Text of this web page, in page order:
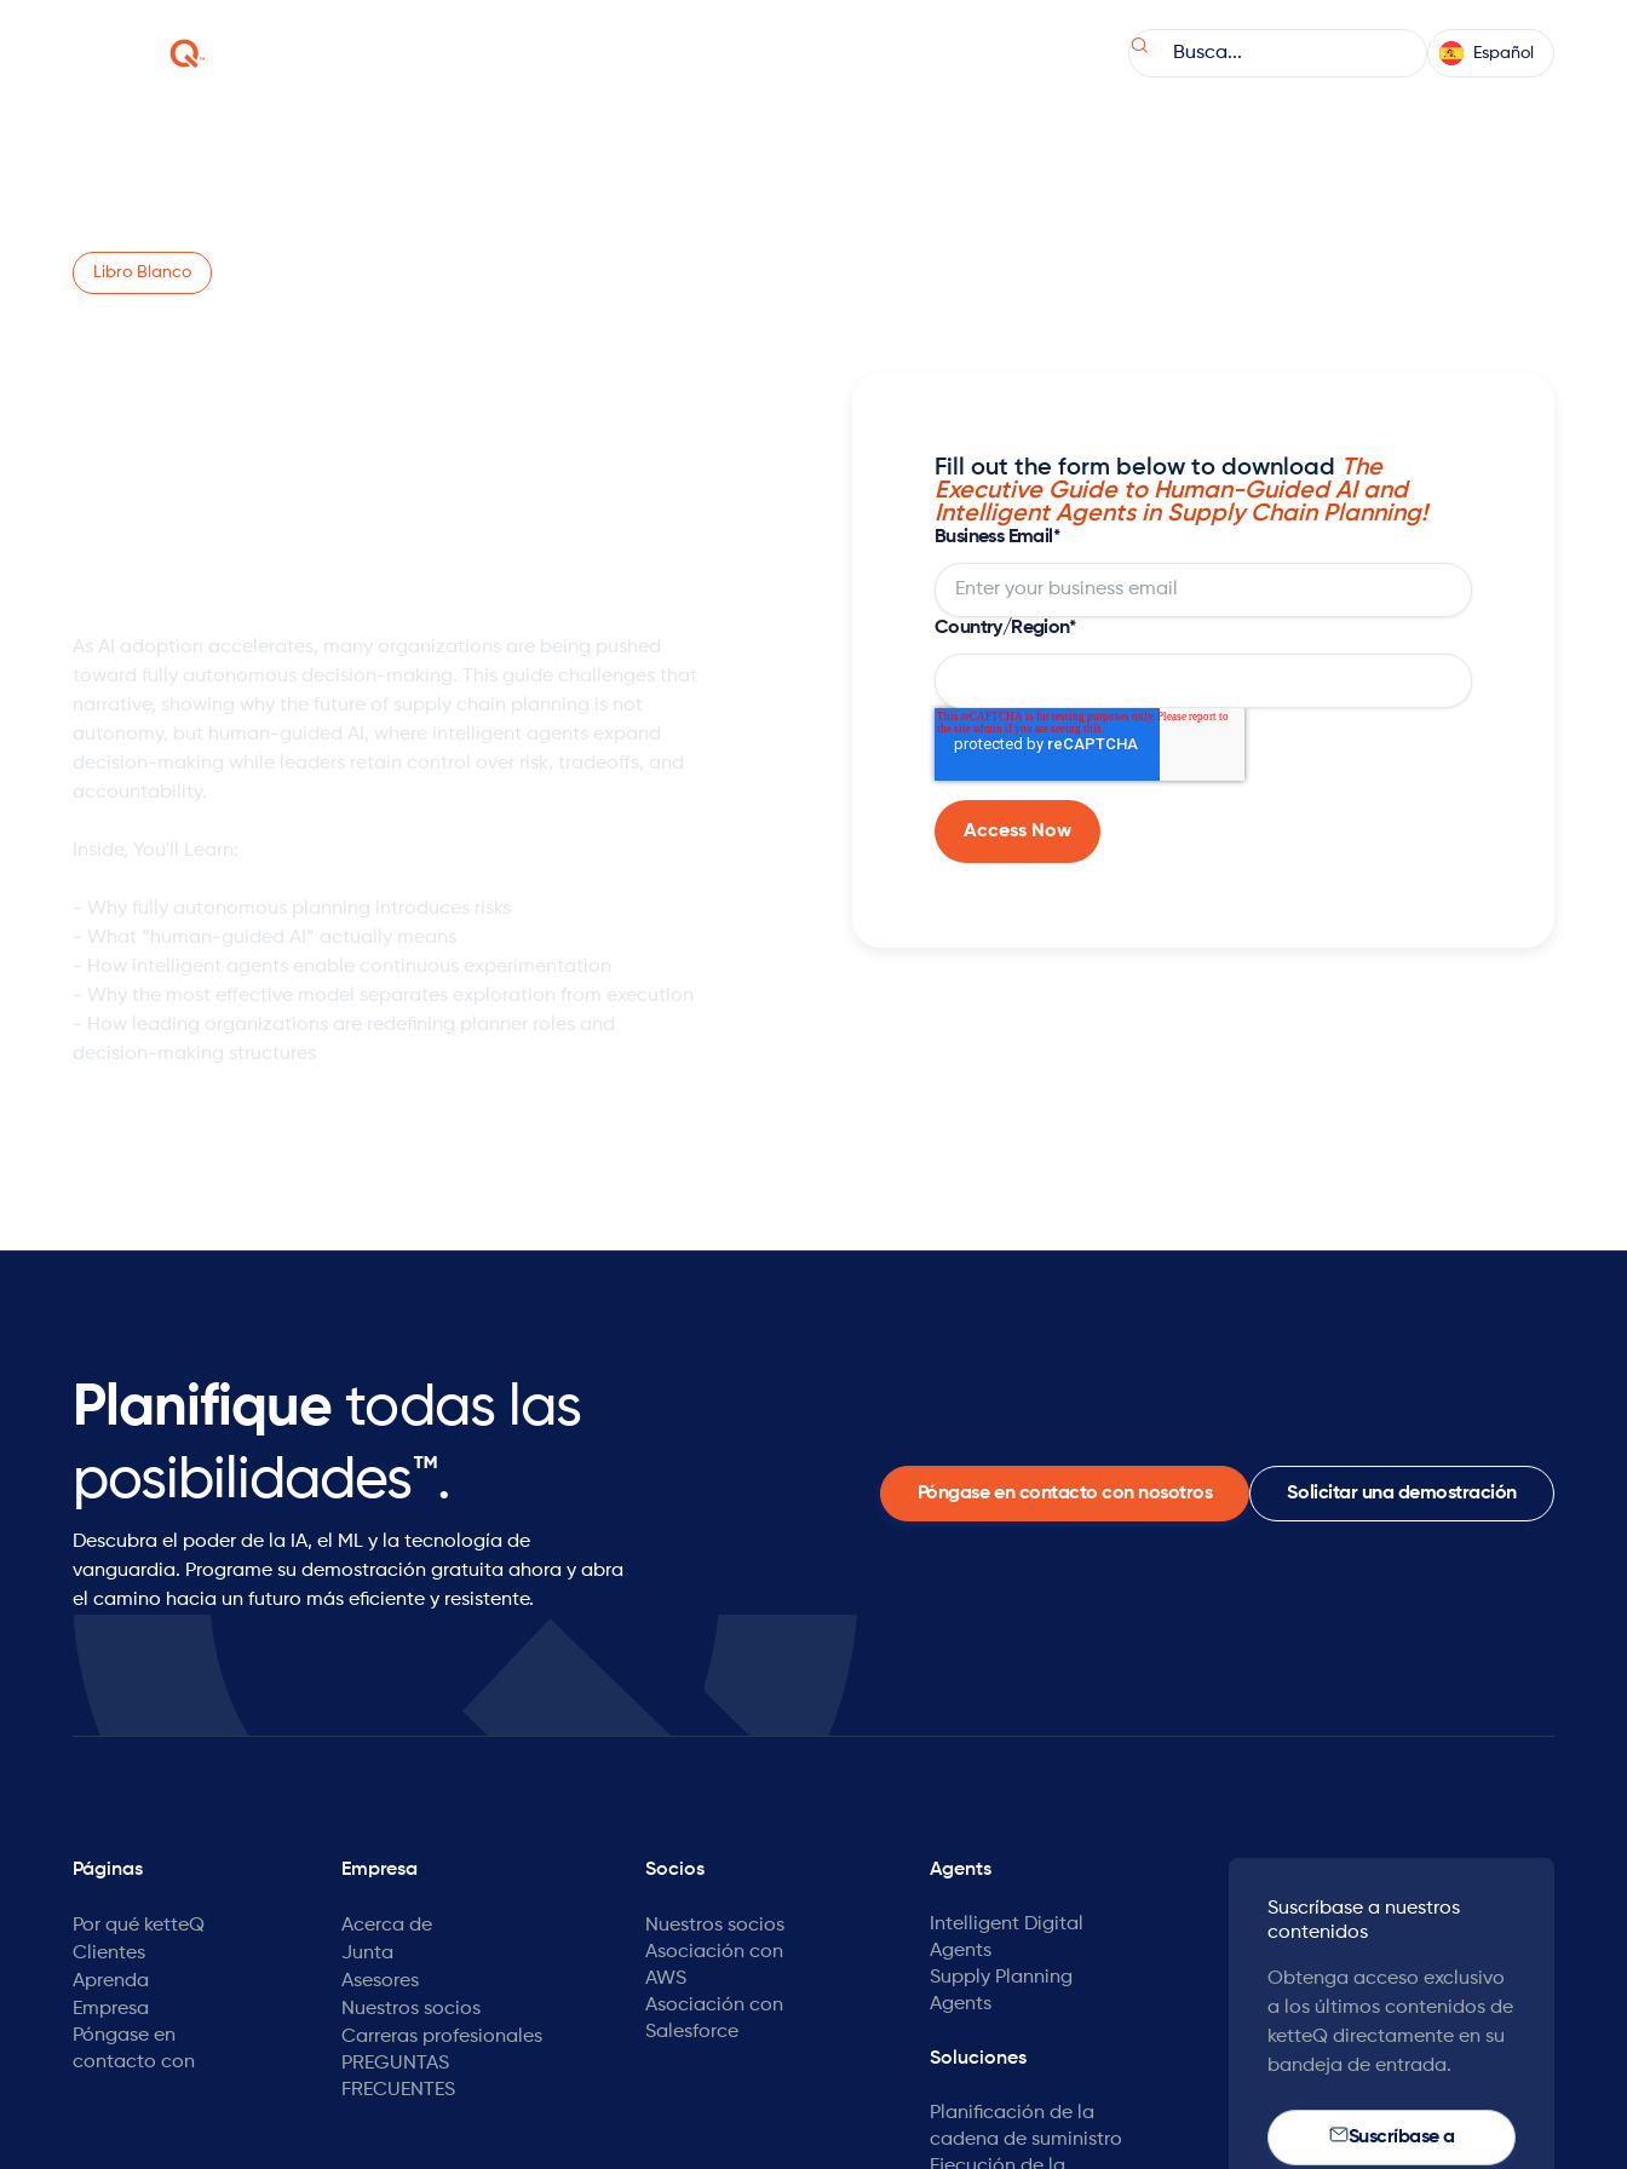
 Español
Libro Blanco
As AI adoption accelerates, many organizations are being pushed
toward fully autonomous decision-making. This guide challenges that
narrative, showing why the future of supply chain planning is not
autonomy, but human-guided AI, where intelligent agents expand
decision-making while leaders retain control over risk, tradeoffs, and
accountability.
Inside, You'll Learn:
- Why fully autonomous planning introduces risks
- What “human-guided AI” actually means
- How intelligent agents enable continuous experimentation
- Why the most effective model separates exploration from execution
- How leading organizations are redefining planner roles and
decision-making structures
Fill out the form below to download The
Executive Guide to Human-Guided AI and
Intelligent Agents in Supply Chain Planning!
Business Email *
Country/Region*
Planifique todas las
posibilidades™.
Descubra el poder de la IA, el ML y la tecnología de
vanguardia. Programe su demostración gratuita ahora y abra
el camino hacia un futuro más eficiente y resistente.
Póngase en contacto con nosotros Solicitar una demostración
Páginas
Por qué ketteQ
Clientes
Aprenda
Empresa
Póngase en
contacto con
Empresa
Acerca de
Junta
Asesores
Nuestros socios
Carreras profesionales
PREGUNTAS
FRECUENTES
Socios
Nuestros socios
Asociación con
AWS
Asociación con
Salesforce
Agents
Intelligent Digital
Agents
Supply Planning
Agents
Soluciones
Planificación de la
cadena de suministro
Suscríbase a nuestros
contenidos
Obtenga acceso exclusivo
a los últimos contenidos de
ketteQ directamente en su
bandeja de entrada.
Suscríbase a